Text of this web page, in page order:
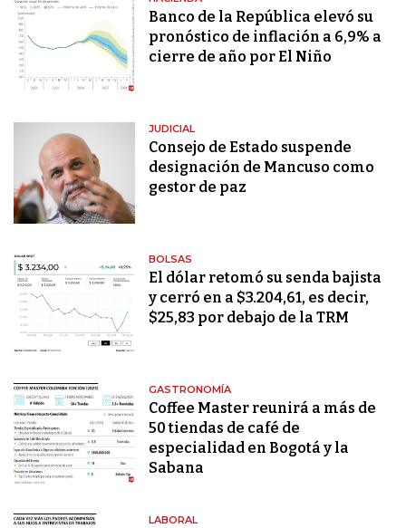
Banco de la República elevó su
pronóstico de inflación a 6,9% a
cierre de año por El Niño
JUDICIAL
Consejo de Estado suspende
designación de Mancuso como
gestor de paz
BOLSAS
El dólar retomó su senda bajista
y cerró en a $3.204,61, es decir,
$25,83 por debajo de la TRM
GASTRONOMÍA
Coffee Master reunirá a más de
50 tiendas de café de
especialidad en Bogotá y la
Sabana
LABORAL